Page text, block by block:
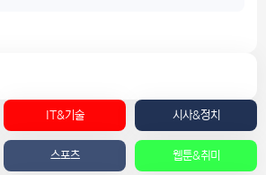
IT&기술 시사&정치
스포츠 웹툰&취미